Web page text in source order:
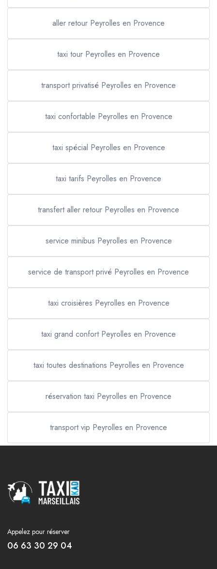
aller retour Peyrolles en Provence
taxi tour Peyrolles en Provence
transport privatisé Peyrolles en Provence
taxi confortable Peyrolles en Provence
taxi spécial Peyrolles en Provence
taxi tarifs Peyrolles en Provence
transfert aller retour Peyrolles en Provence
service minibus Peyrolles en Provence
service de transport privé Peyrolles en Provence
taxi croisières Peyrolles en Provence
taxi grand confort Peyrolles en Provence
taxi toutes destinations Peyrolles en Provence
réservation taxi Peyrolles en Provence
transport vip Peyrolles en Provence
Appelez pour réserver
06 63 30 29 04